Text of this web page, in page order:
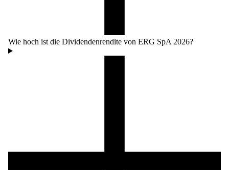
Wie hoch ist die Dividendenrendite von ERG SpA 2026?